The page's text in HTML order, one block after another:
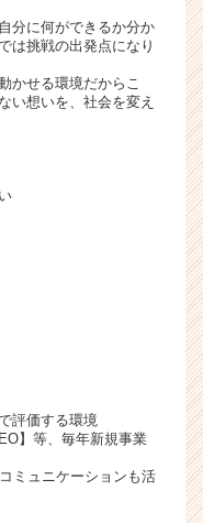
分に何ができるか分か
は挑戦の出発点になり
かせる環境だからこ
い想いを、社会を変え
評価する環境
】等、毎年新規事業
ミュニケーションも活